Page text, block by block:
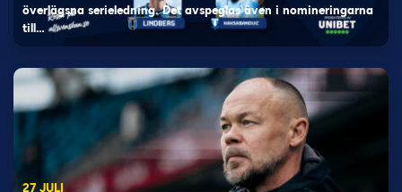
överlägsna serieledning. Det avspeglas även i nomineringarna
till…
27 JULI